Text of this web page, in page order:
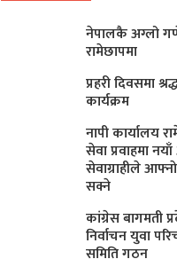
नेपालकै अग्लो
रामेछापमा
प्रहरी दिवसमा
कार्यक्रम
नापी कार्यालय
सेवा प्रवाहमा
सेवाग्राहीले
सक्ने
कांग्रेस बागमती
निर्वाचन युवा